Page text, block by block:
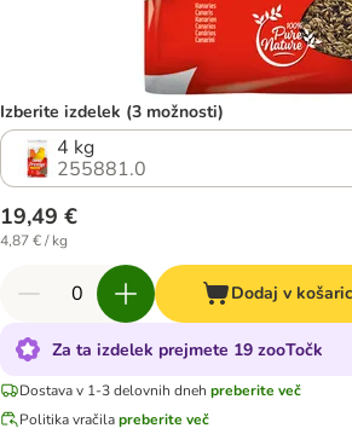
Izberite izdelek (3 možnosti)
4 kg
255881.0
19,49 €
4,87 € / kg
Dodaj v
Za ta izdelek prejmete 19 zooTočk
Dostava v 1-3 delovnih dneh preberite več
Politika vračilapreberite več